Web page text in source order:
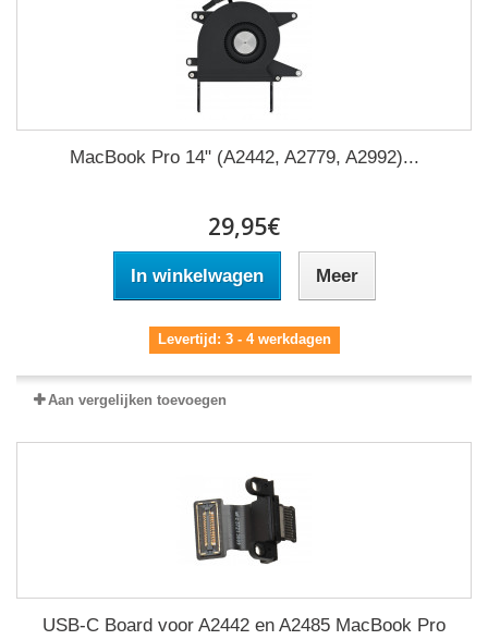
MacBook Pro 14" (A2442, A2779, A2992)...
29,95€
In winkelwagen Meer
Levertijd: 3 - 4 werkdagen
Aan vergelijken toevoegen
USB-C Board voor A2442 en A2485 MacBook Pro